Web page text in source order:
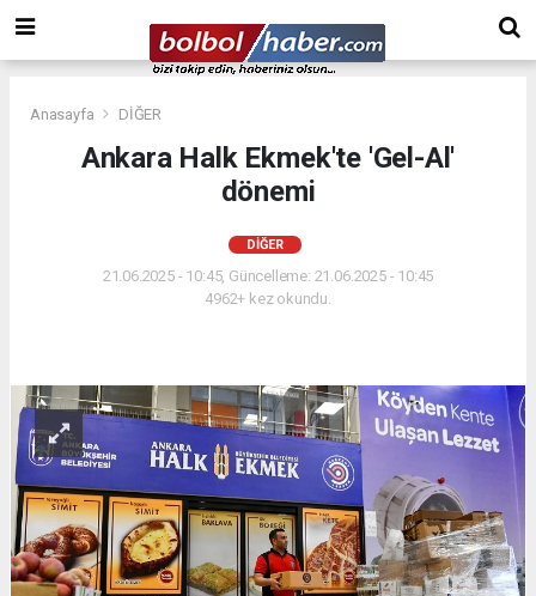
Anasayfa DİĞER
Ankara Halk Ekmek'te 'Gel-Al'
dönemi
DİĞER
21.06.2025 - 10:45, Güncelleme: 21.06.2025 - 10:45
4962+ kez okundu.